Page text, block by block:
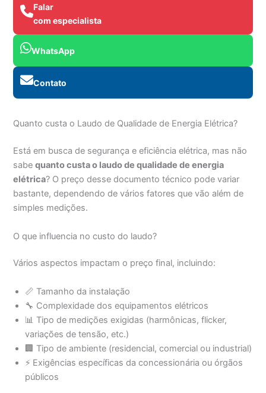
Falar
com especialista
WhatsApp
Contato
Quanto custa o Laudo de Qualidade de Energia Elétrica?
Está em busca de segurança e eficiência elétrica, mas não
sabequanto custa o laudo de qualidade de energia
elétrica? O preço desse documento técnico pode variar
bastante, dependendo de vários fatores que vão além de
simples medições.
O que influencia no custo do laudo?
Vários aspectos impactam o preço final, incluindo:
📏 Tamanho da instalação
🔧 Complexidade dos equipamentos elétricos
📊 Tipo de medições exigidas (harmônicas, flicker,
variações de tensão, etc.)
🏢 Tipo de ambiente (residencial, comercial ou industrial)
⚡ Exigências específicas da concessionária ou órgãos
públicos